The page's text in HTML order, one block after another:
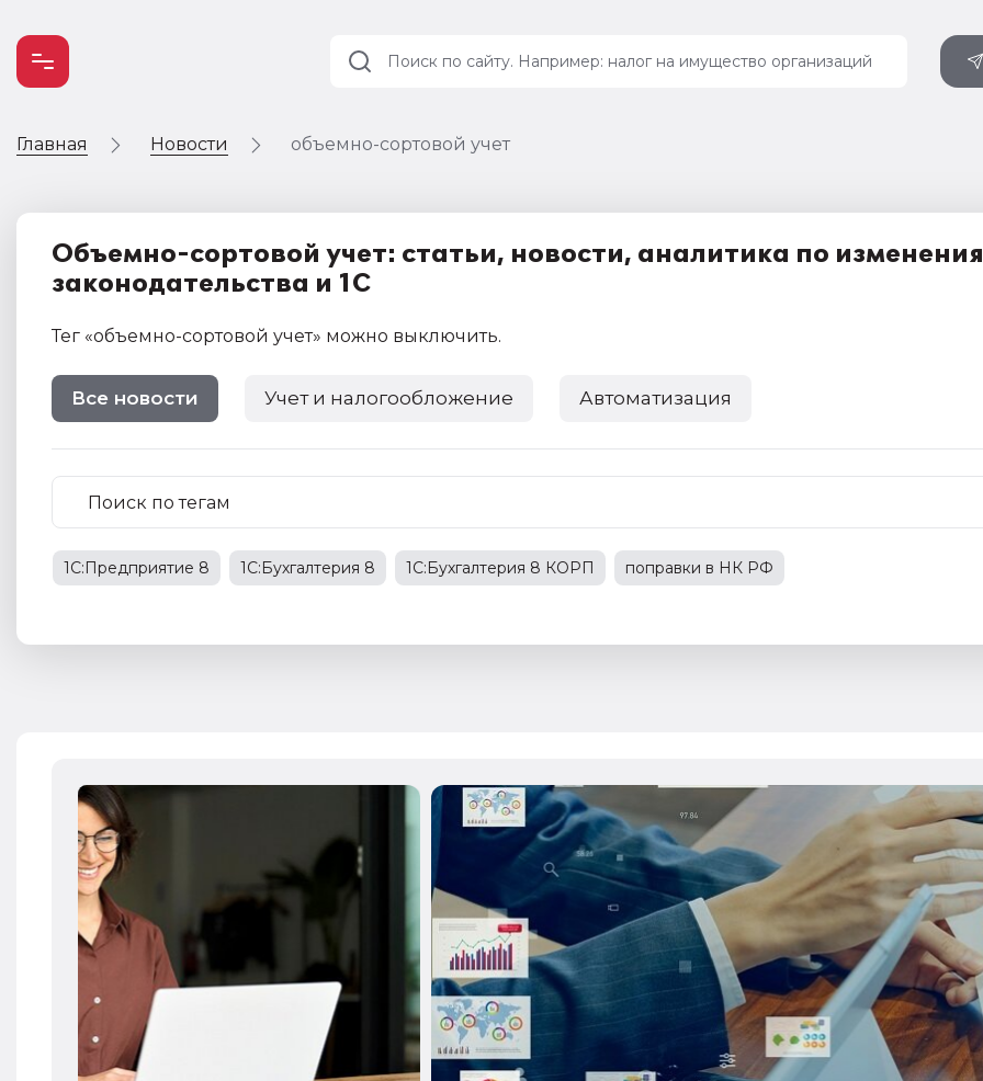
Главная Новости объемно-сортовой учет
Объемно-сортовой учет: статьи, новости, аналитика по
законодательства и 1С
Тег «объемно-сортовой учет» можно выключить.
Все новости Учет и налогообложение Автоматизация
1С:Предприятие 8 1С:Бухгалтерия 8 1С:Бухгалтерия 8 КОРП поправки в НК РФ
Учет и